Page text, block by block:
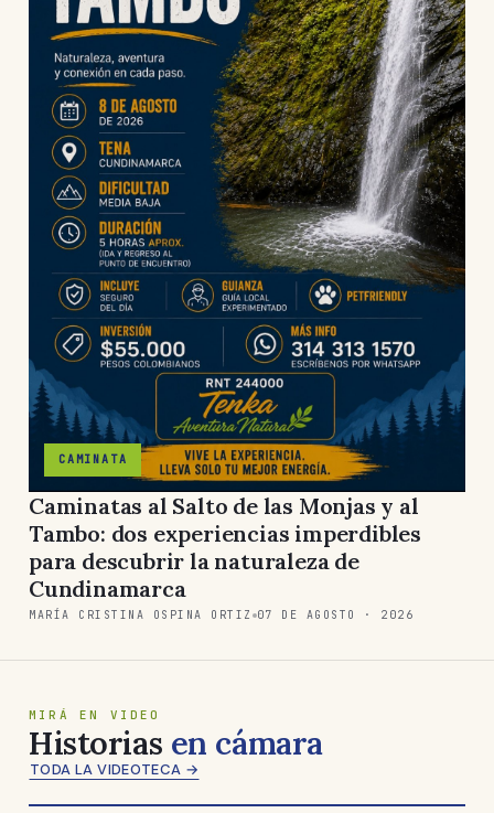
CAMINATA
Caminatas al Salto de las Monjas y al
Tambo: dos experiencias imperdibles
para descubrir la naturaleza de
Cundinamarca
MARÍA CRISTINA OSPINA ORTIZ 07 DE AGOSTO · 2026
MIRÁ EN VIDEO
Historias en cámara
TODA LA VIDEOTECA →